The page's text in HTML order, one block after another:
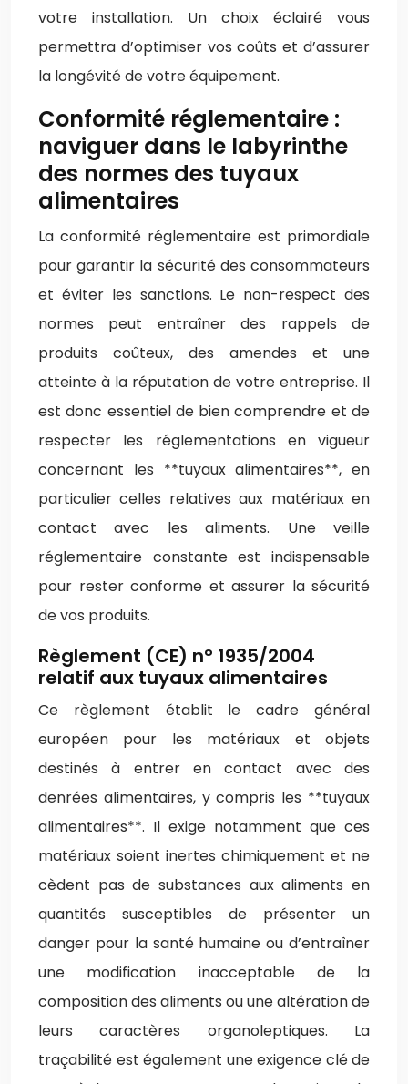
votre installation. Un choix éclairé vous
permettra d’optimiser vos coûts et d’assurer
la longévité de votre équipement.
Conformité réglementaire :
naviguer dans le labyrinthe
des normes des tuyaux
alimentaires
La conformité réglementaire est primordiale
pour garantir la sécurité des consommateurs
et éviter les sanctions. Le non-respect des
normes peut entraîner des rappels de
produits coûteux, des amendes et une
atteinte à la réputation de votre entreprise. Il
est donc essentiel de bien comprendre et de
respecter les réglementations en vigueur
concernant les **tuyaux alimentaires**, en
particulier celles relatives aux matériaux en
contact avec les aliments. Une veille
réglementaire constante est indispensable
pour rester conforme et assurer la sécurité
de vos produits.
Règlement (CE) n° 1935/2004
relatif aux tuyaux alimentaires
Ce règlement établit le cadre général
européen pour les matériaux et objets
destinés à entrer en contact avec des
denrées alimentaires, y compris les **tuyaux
alimentaires**. Il exige notamment que ces
matériaux soient inertes chimiquement et ne
cèdent pas de substances aux aliments en
quantités susceptibles de présenter un
danger pour la santé humaine ou d’entraîner
une modification inacceptable de la
composition des aliments ou une altération de
leurs caractères organoleptiques. La
traçabilité est également une exigence clé de